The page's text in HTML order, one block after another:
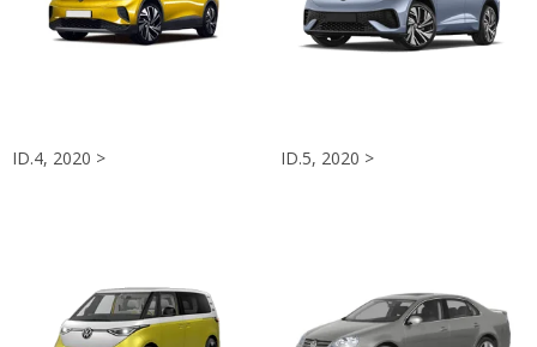
ID.4, 2020 > ID.5, 2020 >